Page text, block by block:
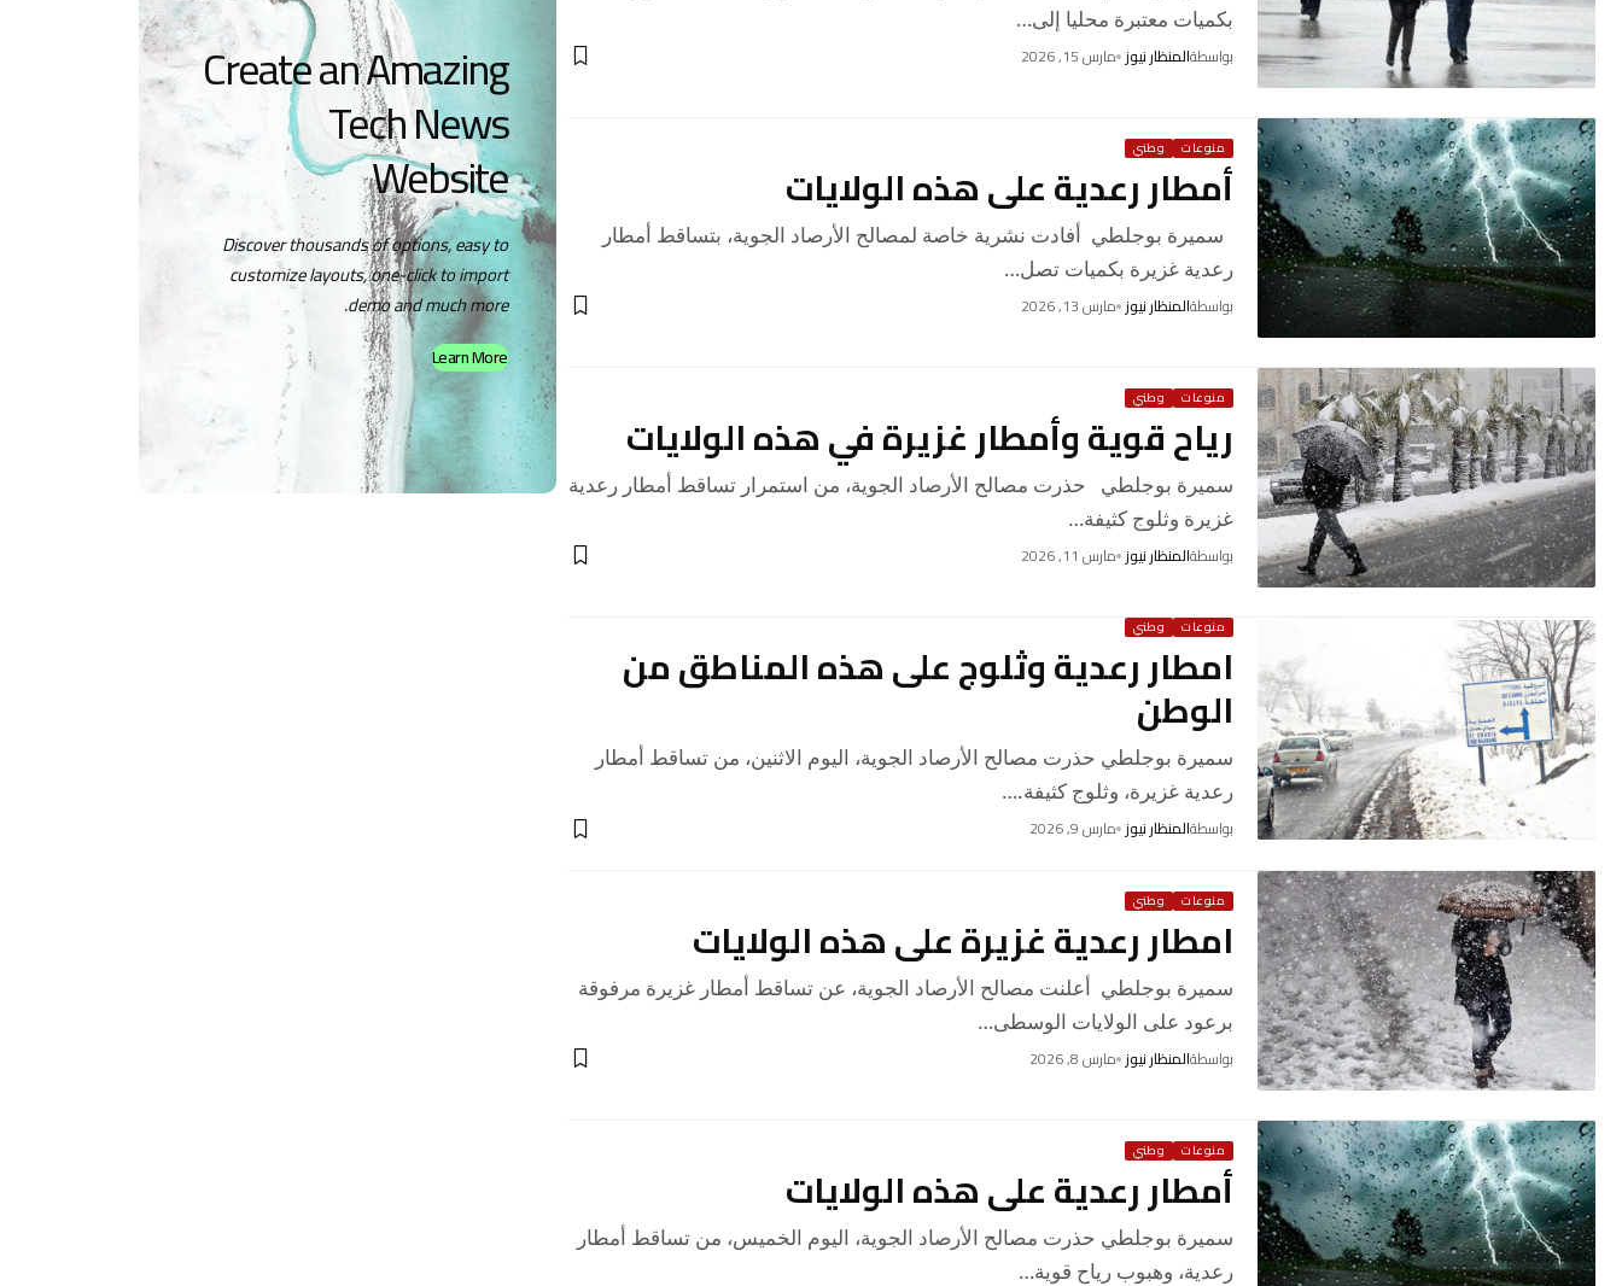
بكميات معتبرة محليا إلى…
بواسطةالمنظار نيوز مارس 15, 2026
منوعات وطني
أمطار رعدية على هذه الولايات
سميرة بوجلطي أفادت نشرية خاصة لمصالح الأرصاد الجوية، بتساقط أمطار
رعدية غزيرة بكميات تصل…
بواسطةالمنظار نيوز مارس 13, 2026
منوعات وطني
رياح قوية وأمطار غزيرة في هذه الولايات
سميرة بوجلطي حذرت مصالح الأرصاد الجوية، من استمرار تساقط أمطار رعدية
غزيرة وثلوج كثيفة…
بواسطةالمنظار نيوز مارس 11, 2026
منوعات وطني
امطار رعدية وثلوج على هذه المناطق من
الوطن
سميرة بوجلطي حذرت مصالح الأرصاد الجوية، اليوم الاثنين، من تساقط أمطار
رعدية غزيرة، وثلوج كثيفة.…
بواسطةالمنظار نيوز مارس 9, 2026
منوعات وطني
امطار رعدية غزيرة على هذه الولايات
سميرة بوجلطي أعلنت مصالح الأرصاد الجوية، عن تساقط أمطار غزيرة مرفوقة
برعود على الولايات الوسطى…
بواسطةالمنظار نيوز مارس 8, 2026
منوعات وطني
أمطار رعدية على هذه الولايات
سميرة بوجلطي حذرت مصالح الأرصاد الجوية، اليوم الخميس، من تساقط أمطار
رعدية، وهبوب رياح قوية…
Create an Amazing
Tech News
Website
Discover thousands of options, easy to
customize layouts, one-click to import
demo and much more.
Learn More